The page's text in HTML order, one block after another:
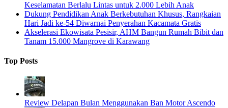
Keselamatan Berlalu Lintas untuk 2.000 Lebih Anak
Dukung Pendidikan Anak Berkebutuhan Khusus, Rangkaian
Hari Jadi ke-54 Diwarnai Penyerahan Kacamata Gratis
Akselerasi Ekowisata Pesisir, AHM Bangun Rumah Bibit dan
Tanam 15.000 Mangrove di Karawang
Top Posts
Review Delapan Bulan Menggunakan Ban Motor Ascendo